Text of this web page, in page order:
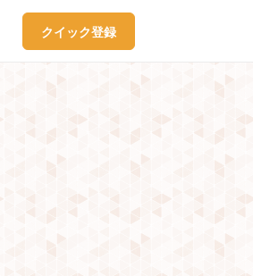
クイック登録